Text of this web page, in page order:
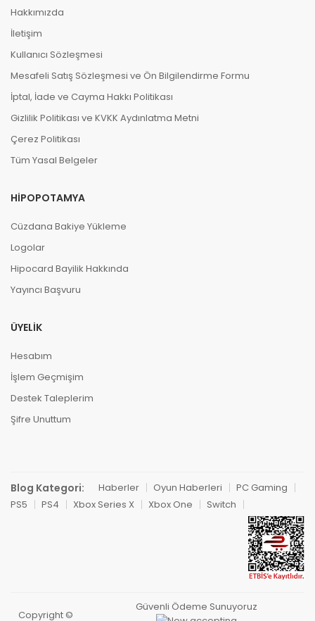
Hakkımızda
İletişim
Kullanıcı Sözleşmesi
Mesafeli Satış Sözleşmesi ve Ön Bilgilendirme Formu
İptal, İade ve Cayma Hakkı Politikası
Gizlilik Politikası ve KVKK Aydınlatma Metni
Çerez Politikası
Tüm Yasal Belgeler
HIPOPOTAMYA
Cüzdana Bakiye Yükleme
Logolar
Hipocard Bayilik Hakkında
Yayıncı Başvuru
ÜYELIK
Hesabım
İşlem Geçmişim
Destek Taleplerim
Şifre Unuttum
Blog Kategori: Haberler Oyun Haberleri
PC Gaming
PS5
PS4 Xbox Series X Xbox One Switch
Copyright ©
Güvenli Ödeme Sunuyoruz